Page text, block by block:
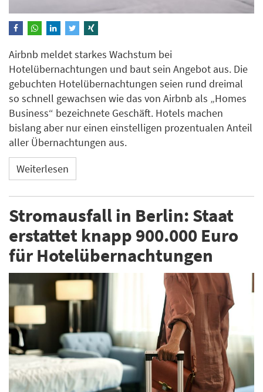
Airbnb meldet starkes Wachstum bei
Hotelübernachtungen und baut sein Angebot aus. Die
gebuchten Hotelübernachtungen seien rund dreimal
so schnell gewachsen wie das von Airbnb als „Homes
Business“ bezeichnete Geschäft. Hotels machen
bislang aber nur einen einstelligen prozentualen Anteil
aller Übernachtungen aus.
Weiterlesen
Stromausfall in Berlin: Staat
erstattet knapp 900.000 Euro
für Hotelübernachtungen